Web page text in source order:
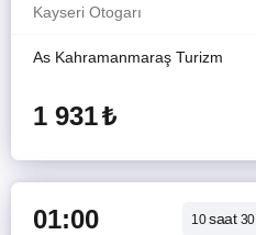
Kayseri Otogarı
As Kahramanmaraş Turizm
1 931₺
01:00 10saat30